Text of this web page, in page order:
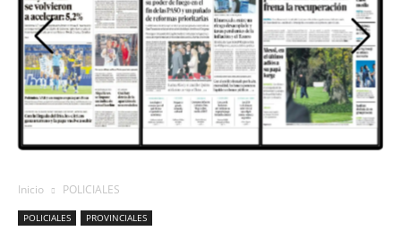
ORAN
107.1
Inicio POLICIALES
POLICIALES PROVINCIALES